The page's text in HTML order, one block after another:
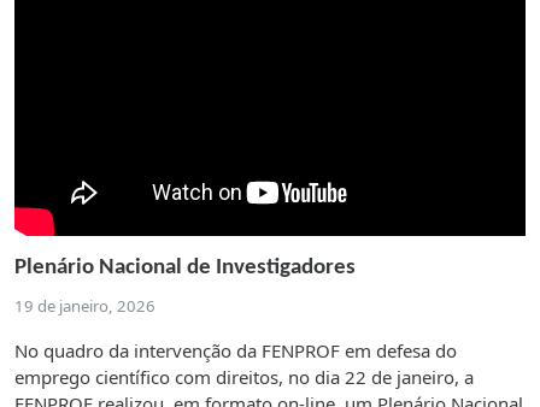
Plenário Nacional de Investigadores
19 de janeiro, 2026
No quadro da intervenção da FENPROF em defesa do
emprego científico com direitos, no dia 22 de janeiro, a